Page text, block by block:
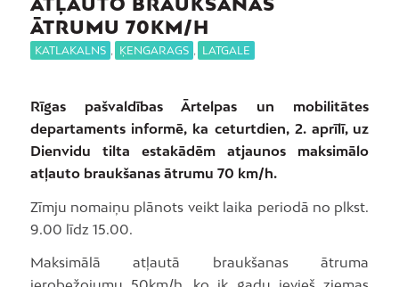
ĀTRUMU 70KM/H
KATLAKALNS , ĶENGARAGS , LATGALE
Rīgas pašvaldības Ārtelpas un mobilitātes
departaments informē, ka ceturtdien, 2. aprīlī, uz
Dienvidu tilta estakādēm atjaunos maksimālo
atļauto braukšanas ātrumu 70 km/h.
Zīmju nomaiņu plānots veikt laika periodā no plkst.
9.00 līdz 15.00.
Maksimālā atļautā braukšanas ātruma